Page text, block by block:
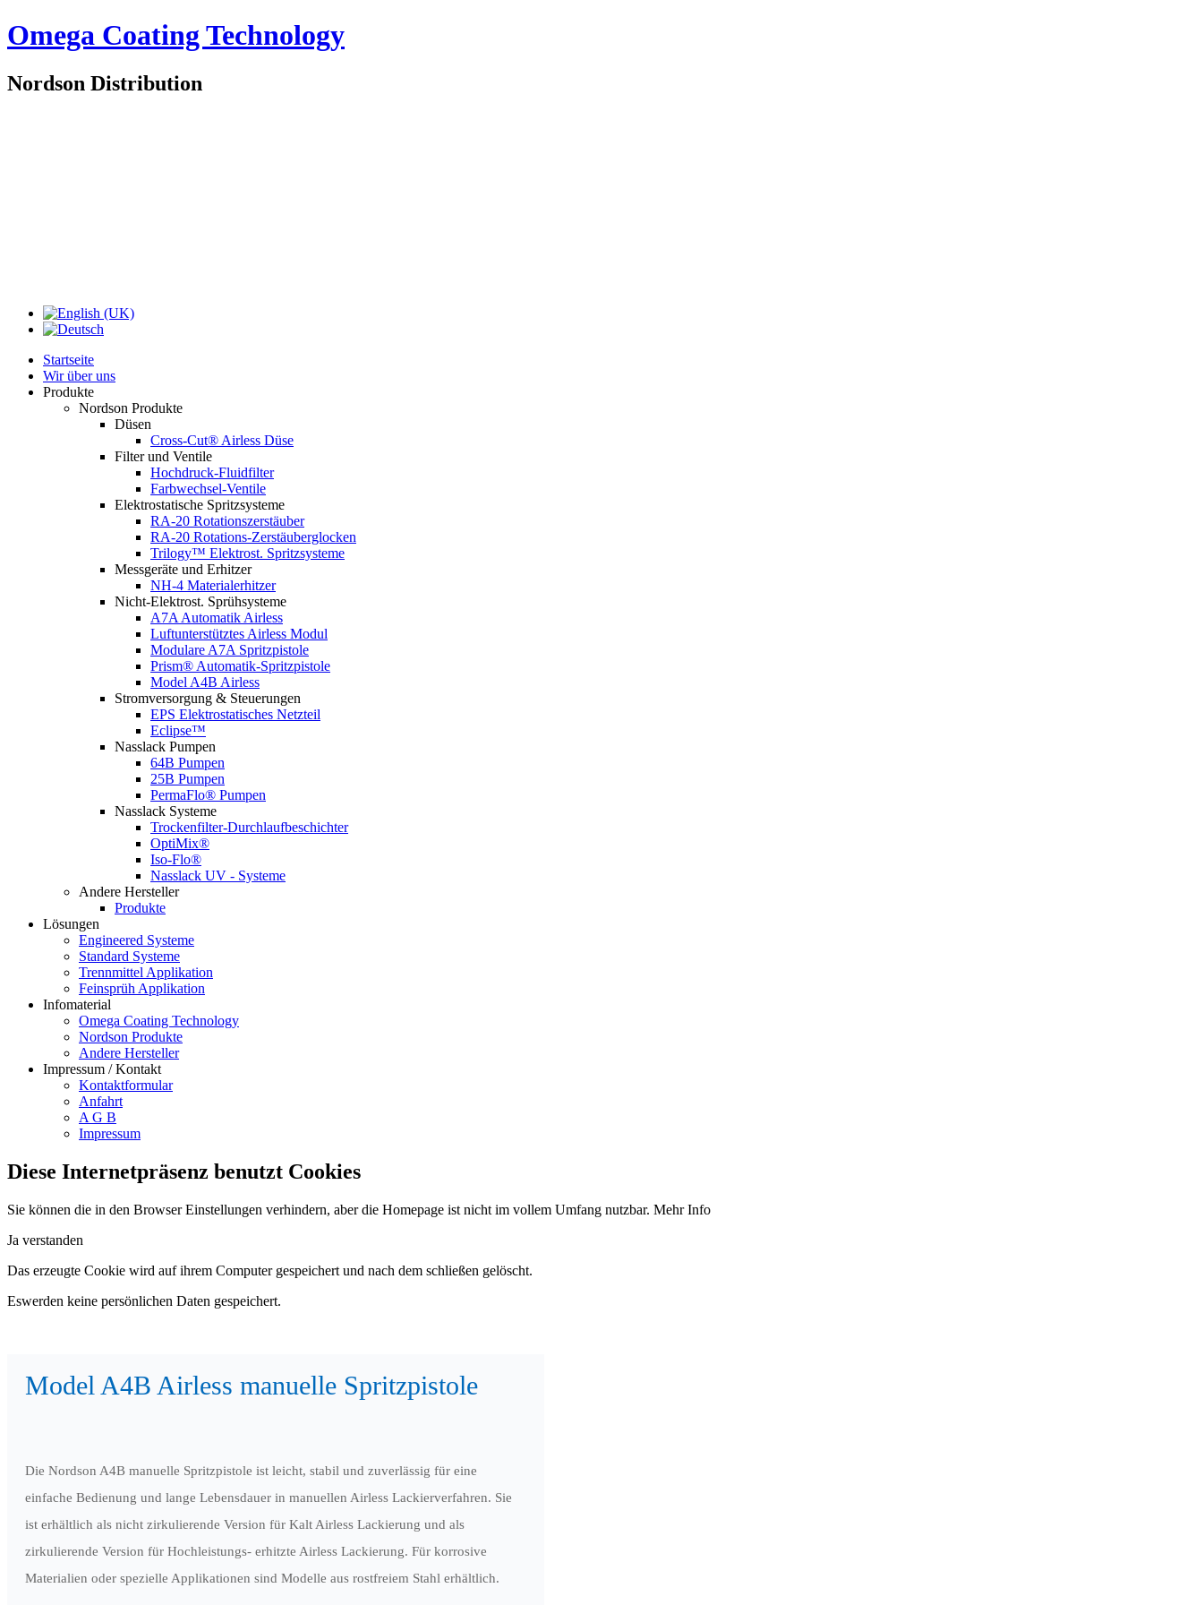
Omega Coating Technology
Nordson Distribution
Startseite
Wir über uns
Produkte
Nordson Produkte
Düsen
Cross-Cut® Airless Düse
Filter und Ventile
Hochdruck-Fluidfilter
Farbwechsel-Ventile
Elektrostatische Spritzsysteme
RA-20 Rotationszerstäuber
RA-20 Rotations-Zerstäuberglocken
Trilogy™ Elektrost. Spritzsysteme
Messgeräte und Erhitzer
NH-4 Materialerhitzer
Nicht-Elektrost. Sprühsysteme
A7A Automatik Airless
Luftunterstütztes Airless Modul
Modulare A7A Spritzpistole
Prism® Automatik-Spritzpistole
Model A4B Airless
Stromversorgung & Steuerungen
EPS Elektrostatisches Netzteil
Eclipse™
Nasslack Pumpen
64B Pumpen
25B Pumpen
PermaFlo® Pumpen
Nasslack Systeme
Trockenfilter-Durchlaufbeschichter
OptiMix®
Iso-Flo®
Nasslack UV - Systeme
Andere Hersteller
Produkte
Lösungen
Engineered Systeme
Standard Systeme
Trennmittel Applikation
Feinsprüh Applikation
Infomaterial
Omega Coating Technology
Nordson Produkte
Andere Hersteller
Impressum / Kontakt
Kontaktformular
Anfahrt
A G B
Impressum
Diese Internetpräsenz benutzt Cookies
Sie können die in den Browser Einstellungen verhindern, aber die Homepage ist nicht im vollem Umfang nutzbar. Mehr Info
Ja verstanden
Das erzeugte Cookie wird auf ihrem Computer gespeichert und nach dem schließen gelöscht.
Eswerden keine persönlichen Daten gespeichert.
Model A4B Airless manuelle Spritzpistole
Die Nordson A4B manuelle Spritzpistole ist leicht, stabil und zuverlässig für eine
einfache Bedienung und lange Lebensdauer in manuellen Airless Lackierverfahren. Sie
ist erhältlich als nicht zirkulierende Version für Kalt Airless Lackierung und als
zirkulierende Version für Hochleistungs- erhitzte Airless Lackierung. Für korrosive
Materialien oder spezielle Applikationen sind Modelle aus rostfreiem Stahl erhältlich.